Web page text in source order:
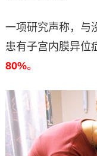
一项研究声称，与
患有子宫内膜异位
80%。